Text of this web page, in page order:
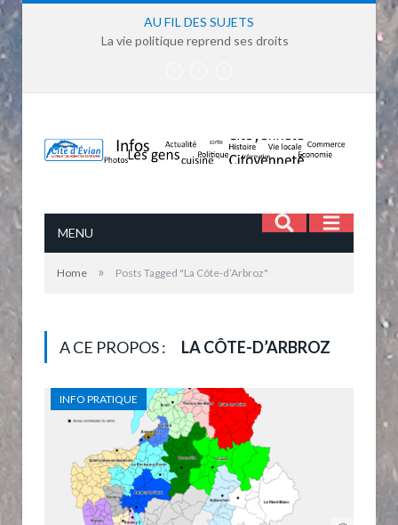
AU FIL DES SUJETS
La vie politique reprend ses droits
MENU
Home » Posts Tagged "La Côte-d’Arbroz"
A CE PROPOS : LA CÔTE-D’ARBROZ
INFO PRATIQUE